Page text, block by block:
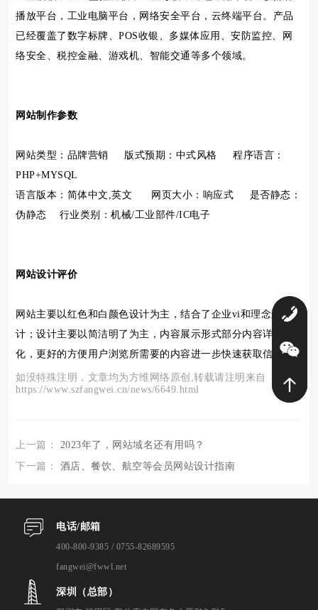
播放平台，工业电脑平台，网络安全平台，云终端平台。产品
已经覆盖了数字标牌、POS收银、多媒体应用、安防监控、网
络安全、税控金融、游戏机、智能交通等多个领域。
网站制作参数
网站类型：品牌营销 版式预期：中式风格 程序语言：
PHP+MYSQL
语言版本：简体中文,英文 网页大小：响应式 是否静态：
伪静态 行业类别：机械/工业部件/IC电子
网站设计评价
网站主要以红色和白颜色设计为主，结合了企业vi和理念进行设
计；设计主要以简洁明了为主，内容展示形式部分内容详细
化，更好的方便用户浏览所需要的内容进一步快速获取信息！
如没特殊注明，文章均为方维网络原创,转载请注明来自
https://www.szfangwei.cn/news/6649.html
上一篇： 2023年了，网站域名还有用吗？
下一篇： 酒店、餐饮、航空等会员网站设计指南
电话/邮箱
400-800-9385 / 0755-82689595
fangwei@fwwl.net
深圳（总部）